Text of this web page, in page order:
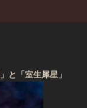
と「室生犀星」